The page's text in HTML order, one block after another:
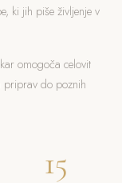
ki jih piše življenje v
omogoča celovit
priprav do poznih
15